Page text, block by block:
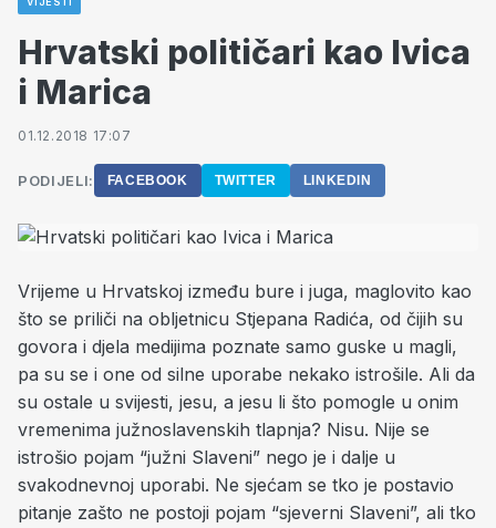
Hrvatski političari kao Ivica
i Marica
01.12.2018 17:07
PODIJELI: FACEBOOK TWITTER LINKEDIN
Vrijeme u Hrvatskoj između bure i juga, maglovito kao
što se priliči na obljetnicu Stjepana Radića, od čijih su
govora i djela medijima poznate samo guske u magli,
pa su se i one od silne uporabe nekako istrošile. Ali da
su ostale u svijesti, jesu, a jesu li što pomogle u onim
vremenima južnoslavenskih tlapnja? Nisu. Nije se
istrošio pojam “južni Slaveni” nego je i dalje u
svakodnevnoj uporabi. Ne sjećam se tko je postavio
pitanje zašto ne postoji pojam “sjeverni Slaveni”, ali tko